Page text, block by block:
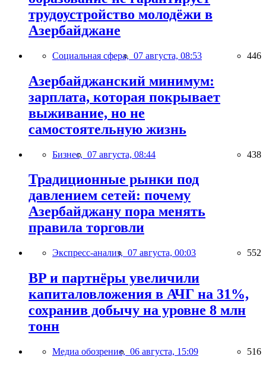
трудоустройство молодёжи в
Азербайджане
Социальная сфера, 07 августа, 08:53 446
Азербайджанский минимум:
зарплата, которая покрывает
выживание, но не
самостоятельную жизнь
Бизнес, 07 августа, 08:44 438
Традиционные рынки под
давлением сетей: почему
Азербайджану пора менять
правила торговли
Экспресс-анализ, 07 августа, 00:03 552
BP и партнёры увеличили
капиталовложения в АЧГ на 31%,
сохранив добычу на уровне 8 млн
тонн
Медиа обозрение, 06 августа, 15:09 516